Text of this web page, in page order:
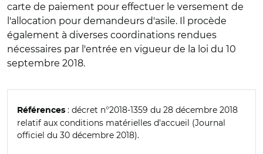
carte de paiement pour effectuer le versement de
l'allocation pour demandeurs d'asile. Il procède
également à diverses coordinations rendues
nécessaires par l'entrée en vigueur de la loi du 10
septembre 2018.
Références : décret n°2018-1359 du 28 décembre 2018
relatif aux conditions matérielles d'accueil (Journal
officiel du 30 décembre 2018).